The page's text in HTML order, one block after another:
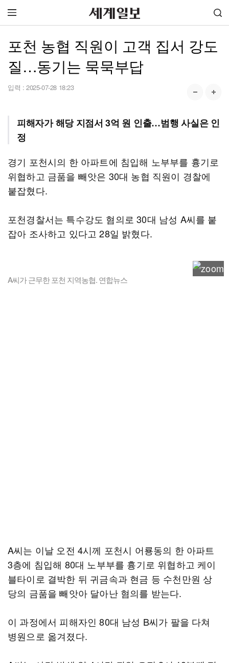
포천 농협 직원이 고객 집서 강도
질…동기는 묵묵부답
입력 : 2025-07-28 18:23
피해자가 해당 지점서 3억 원 인출…범행 사실은 인
정
경기 포천시의 한 아파트에 침입해 노부부를 흉기로
위협하고 금품을 빼앗은 30대 농협 직원이 경찰에
붙잡혔다.
포천경찰서는 특수강도 혐의로 30대 남성 A씨를 붙
잡아 조사하고 있다고 28일 밝혔다.
A씨가 근무한 포천 지역농협. 연합뉴스
A씨는 이날 오전 4시께 포천시 어룡동의 한 아파트
3층에 침입해 80대 노부부를 흉기로 위협하고 케이
블타이로 결박한 뒤 귀금속과 현금 등 수천만원 상
당의 금품을 빼앗아 달아난 혐의를 받는다.
이 과정에서 피해자인 80대 남성 B씨가 팔을 다쳐
병원으로 옮겨졌다.